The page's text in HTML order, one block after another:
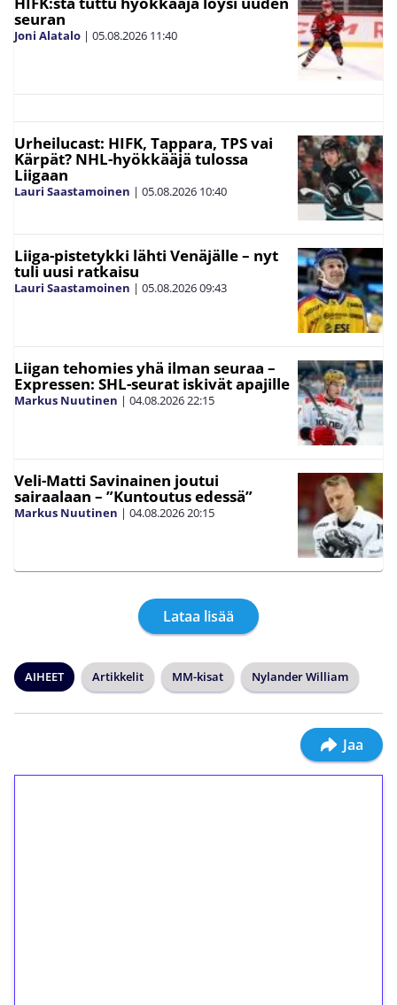
seuran
Joni Alatalo | 05.08.2026 11:40
Urheilucast: HIFK, Tappara, TPS vai
Kärpät? NHL-hyökkääjä tulossa
Liigaan
Lauri Saastamoinen | 05.08.2026 10:40
Liiga-pistetykki lähti Venäjälle – nyt
tuli uusi ratkaisu
Lauri Saastamoinen | 05.08.202609:43
Liigan tehomies yhä ilman seuraa –
Expressen: SHL-seurat iskivät apajille
Markus Nuutinen | 04.08.202622:15
Veli-Matti Savinainen joutui
sairaalaan – ”Kuntoutus edessä”
Markus Nuutinen | 04.08.202620:15
Lataa lisää
AIHEET Artikkelit MM-kisat Nylander William
Jaa